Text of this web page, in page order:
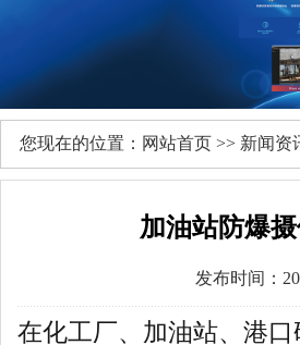
您现在的位置： 网站首页 >> 新闻资
加油站防爆
发布时间：
在化工厂、加油站、港